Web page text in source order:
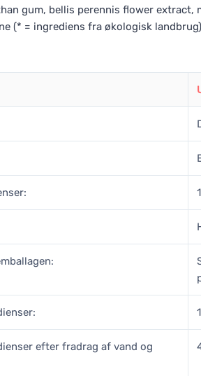
gum, bellis perennis flower
(* = ingrediens fra økologisk
efter fradrag af vand og